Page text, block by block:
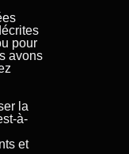
pour
avons
la
à-
et